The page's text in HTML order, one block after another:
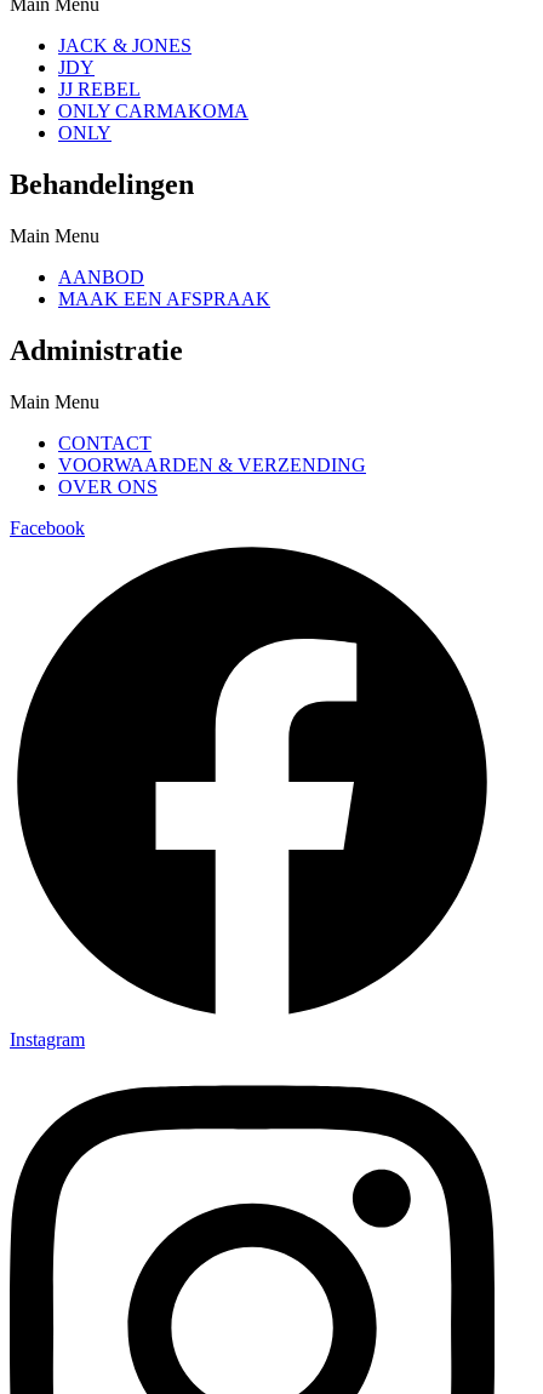
Main Menu
JACK & JONES
JDY
JJ REBEL
ONLY CARMAKOMA
ONLY
Behandelingen
Main Menu
AANBOD
MAAK EEN AFSPRAAK
Administratie
Main Menu
CONTACT
VOORWAARDEN & VERZENDING
OVER ONS
Facebook
Instagram